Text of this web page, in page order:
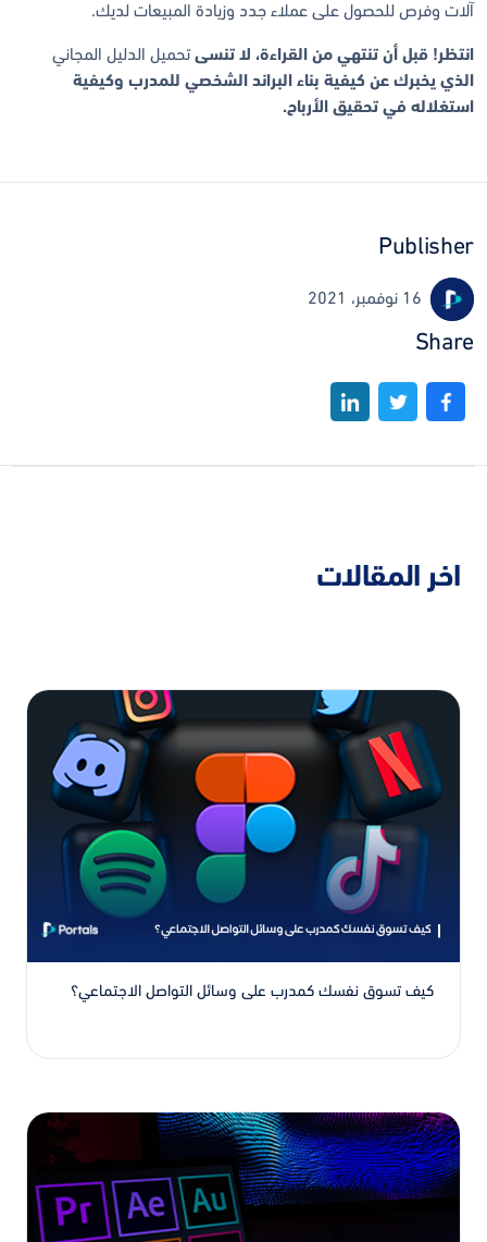
آلات وفرص للحصول على عملاء جدد وزيادة المبيعات لديك.
انتظر! قبل أن تنتهي من القراءة، لا تنسىتحميل الدليل المجاني
الذي يخبرك عن كيفية بناء البراند الشخصي للمدرب وكيفية
استغلاله في تحقيق الأرباح.
Publisher
16 نوفمبر، 2021
Share
اخر المقالات
كيف تسوق نفسك كمدرب على وسائل التواصل الاجتماعي؟